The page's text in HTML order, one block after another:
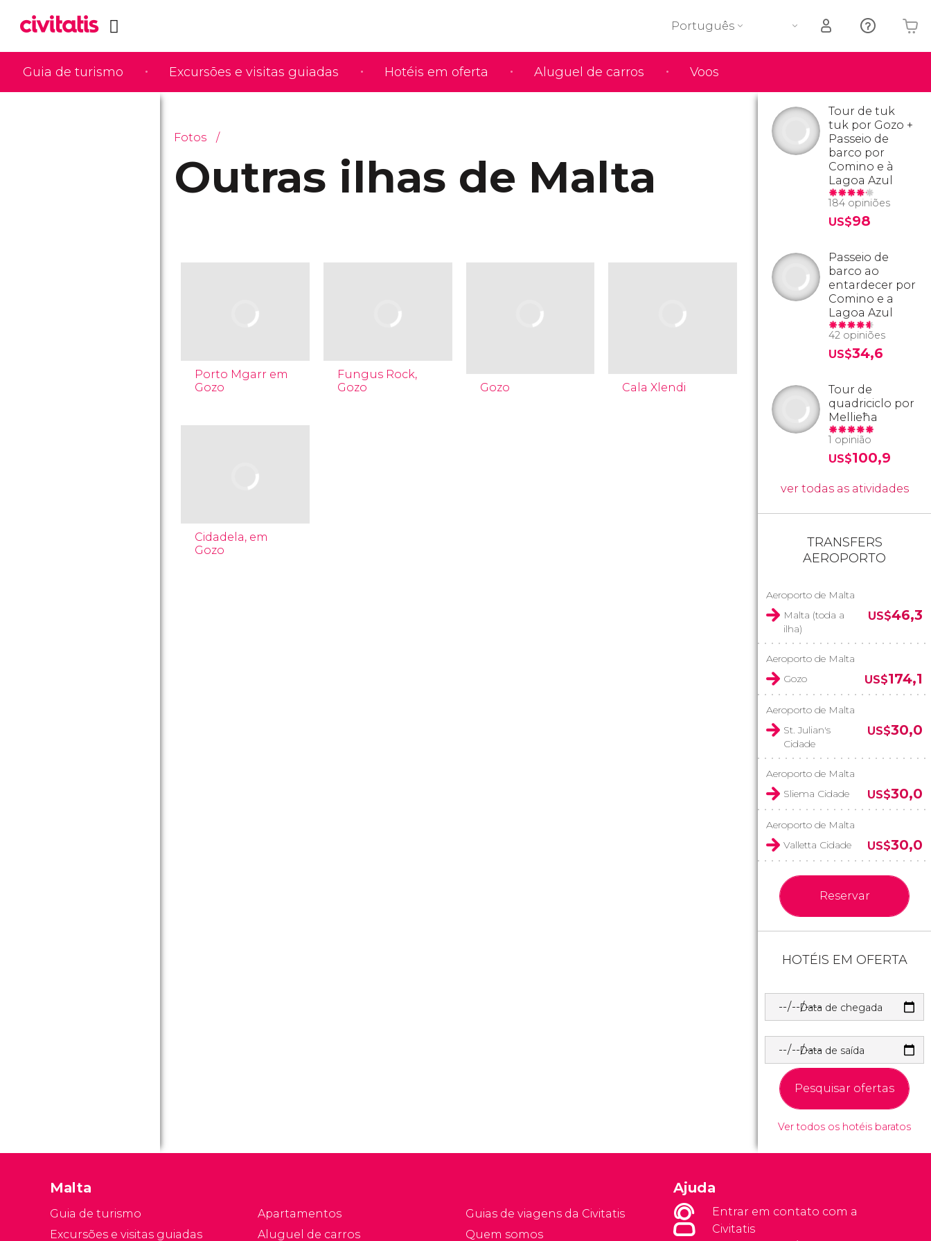
Guia de turismo Excursões e visitas guiadas Hotéis em oferta Aluguel de carros Voos
Português
Fotos
Outras ilhas de Malta
Porto Mgarr em
Gozo
Fungus Rock,
Gozo
Gozo Cala Xlendi
Cidadela, em
Gozo
Tour de tuk
tuk por Gozo +
Passeio de
barco por
Comino e à
Lagoa Azul
184 opiniões
US$98
Passeio de
barco ao
entardecer por
Comino e a
Lagoa Azul
42 opiniões
US$34,6
Tour de
quadriciclo por
Mellieħa
1 opinião
US$100,9
ver todas as atividades
TRANSFERS
AEROPORTO
Aeroporto de Malta
Malta (toda a
ilha)
US$46,3
Aeroporto de Malta
Gozo
US$174,1
Aeroporto de Malta
St. Julian's
Cidade
US$30,0
Aeroporto de Malta
Sliema Cidade
US$30,0
Aeroporto de Malta
Valletta Cidade
US$30,0
Reservar
HOTÉIS EM OFERTA
Data de chegada
Data de saída
Pesquisar ofertas
Ver todos os hotéis baratos
Malta
Guia de turismo
Excursões e visitas guiadas
Apartamentos
Aluguel de carros
Guias de viagens da Civitatis
Quem somos
Ajuda
Entrar em contato com a
Civitatis